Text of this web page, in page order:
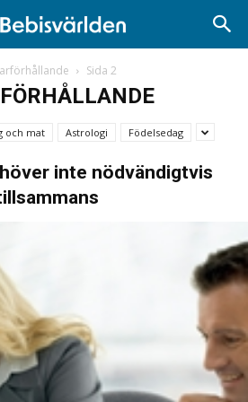
Sida 2
och mat Astrologi Födelsedag
inte nödvändigtvis